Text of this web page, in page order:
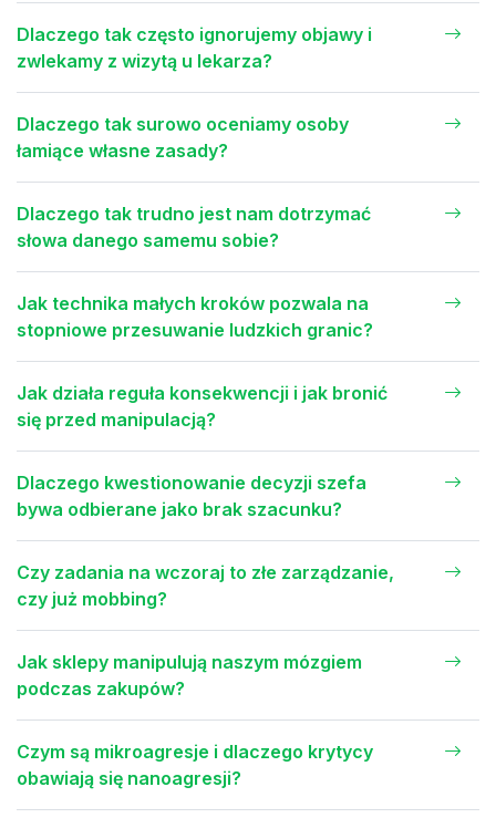
Dlaczego tak często ignorujemy objawy i
zwlekamy z wizytą u lekarza?
Dlaczego tak surowo oceniamy osoby
łamiące własne zasady?
Dlaczego tak trudno jest nam dotrzymać
słowa danego samemu sobie?
Jak technika małych kroków pozwala na
stopniowe przesuwanie ludzkich granic?
Jak działa reguła konsekwencji i jak bronić
się przed manipulacją?
Dlaczego kwestionowanie decyzji szefa
bywa odbierane jako brak szacunku?
Czy zadania na wczoraj to złe zarządzanie,
czy już mobbing?
Jak sklepy manipulują naszym mózgiem
podczas zakupów?
Czym są mikroagresje i dlaczego krytycy
obawiają się nanoagresji?